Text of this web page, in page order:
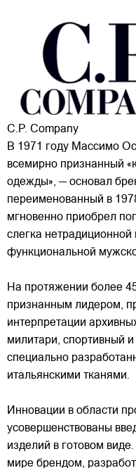
C.P. Company
В 1971 году Массимо
всемирно признанный
одежды», — основал
переименованный в
мгновенно приобрел
слегка нетрадиционной
функциональной
На протяжении более
признанным лидером,
интерпретации
милитари, спортивный
специально
итальянскими тканями.
Инновации в области
усовершенствованы
изделий в готовом
мире брендом,